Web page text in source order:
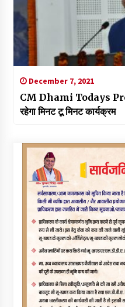
December 7, 2021
CM Dhami Todays
रहेगा मिनट टू मिनट कार्यक्रम